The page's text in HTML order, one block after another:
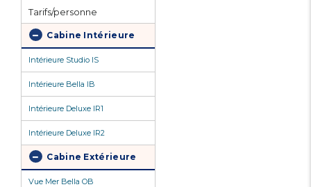
Tarifs/personne
Cabine Intérieure
Intérieure Studio IS
Intérieure Bella IB
Intérieure Deluxe IR1
Intérieure Deluxe IR2
Cabine Extérieure
Vue Mer Bella OB